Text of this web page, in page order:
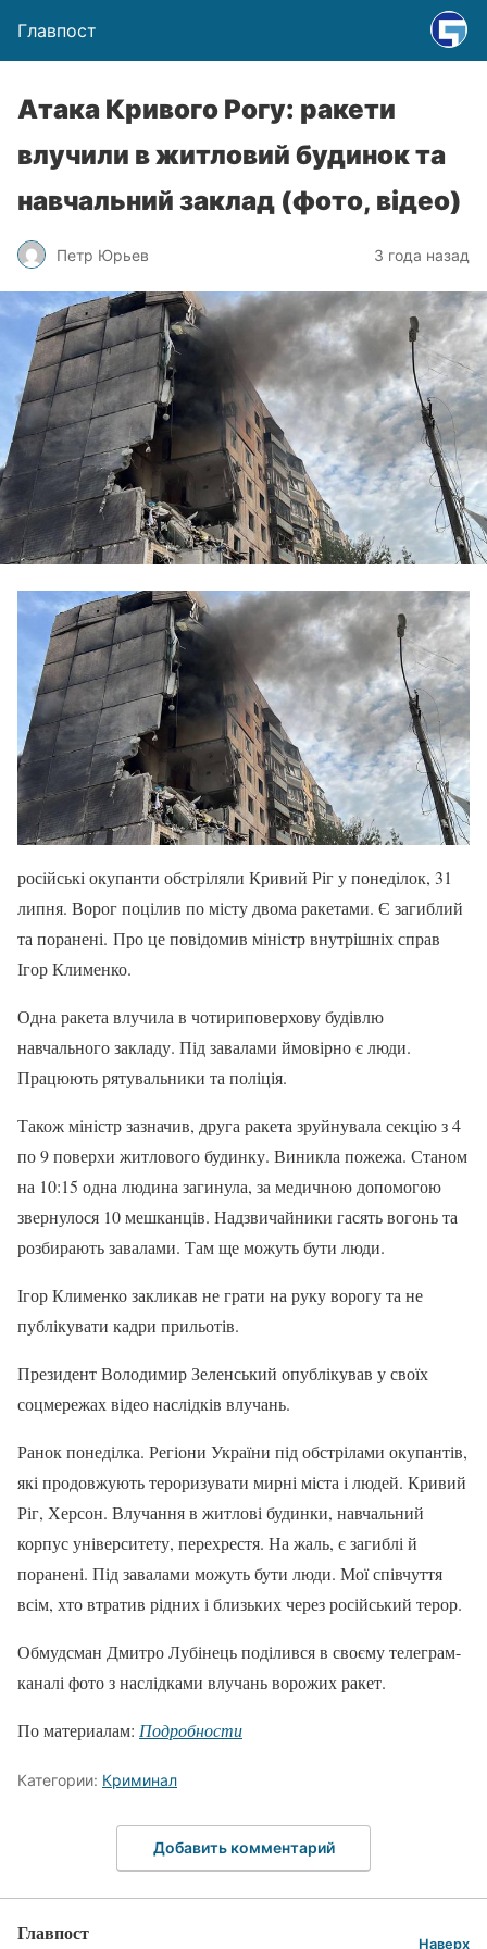
Главпост
Атака Кривого Рогу: ракети
влучили в житловий будинок та
навчальний заклад (фото, відео)
Петр Юрьев 3 года назад
російські окупанти обстріляли Кривий Ріг у понеділок, 31
липня. Ворог поцілив по місту двома ракетами. Є загиблий
та поранені. Про це повідомив міністр внутрішніх справ
Ігор Клименко.
Одна ракета влучила в чотириповерхову будівлю
навчального закладу. Під завалами ймовірно є люди.
Працюють рятувальники та поліція.
Також міністр зазначив, друга ракета зруйнувала секцію з 4
по 9 поверхи житлового будинку. Виникла пожежа. Станом
на 10:15 одна людина загинула, за медичною допомогою
звернулося 10 мешканців. Надзвичайники гасять вогонь та
розбирають завалами. Там ще можуть бути люди.
Ігор Клименко закликав не грати на руку ворогу та не
публікувати кадри прильотів.
Президент Володимир Зеленський опублікував у своїх
соцмережах відео наслідків влучань.
Ранок понеділка. Регіони України під обстрілами окупантів,
які продовжують тероризувати мирні міста і людей. Кривий
Ріг, Херсон. Влучання в житлові будинки, навчальний
корпус університету, перехрестя. На жаль, є загиблі й
поранені. Під завалами можуть бути люди. Мої співчуття
всім, хто втратив рідних і близьких через російський терор.
Обмудсман Дмитро Лубінець поділився в своєму телеграм-
каналі фото з наслідками влучань ворожих ракет.
По материалам: Подробности
Категории: Криминал
Добавить комментарий
Главпост Наверх